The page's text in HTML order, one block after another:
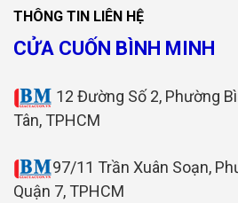
THÔNG TIN LIÊN HỆ
CỬA CUỐN BÌNH MINH
12 Đường Số 2, Phường
Tân, TPHCM
97/11 Trần Xuân Soạn,
Quận 7, TPHCM